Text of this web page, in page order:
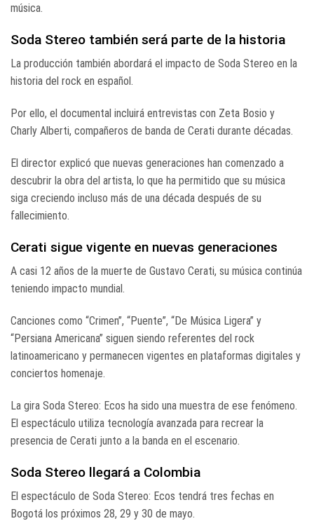
música.
Soda Stereo también será parte de la historia
La producción también abordará el impacto de Soda Stereo en la
historia del rock en español.
Por ello, el documental incluirá entrevistas con Zeta Bosio y
Charly Alberti, compañeros de banda de Cerati durante décadas.
El director explicó que nuevas generaciones han comenzado a
descubrir la obra del artista, lo que ha permitido que su música
siga creciendo incluso más de una década después de su
fallecimiento.
Cerati sigue vigente en nuevas generaciones
A casi 12 años de la muerte de Gustavo Cerati, su música continúa
teniendo impacto mundial.
Canciones como “Crimen”, “Puente”, “De Música Ligera” y
“Persiana Americana” siguen siendo referentes del rock
latinoamericano y permanecen vigentes en plataformas digitales y
conciertos homenaje.
La gira Soda Stereo: Ecos ha sido una muestra de ese fenómeno.
El espectáculo utiliza tecnología avanzada para recrear la
presencia de Cerati junto a la banda en el escenario.
Soda Stereo llegará a Colombia
El espectáculo de Soda Stereo: Ecos tendrá tres fechas en
Bogotá los próximos 28, 29 y 30 de mayo.